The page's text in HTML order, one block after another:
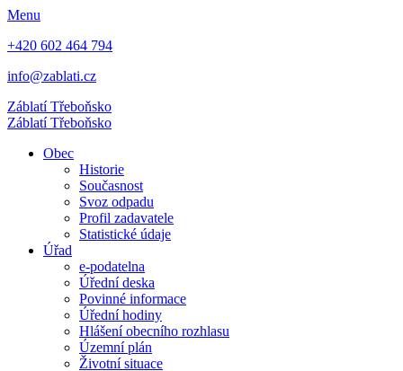
Menu
+420 602 464 794
info@zablati.cz
ZáblatíTřeboňsko
ZáblatíTřeboňsko
Obec
Historie
Současnost
Svoz odpadu
Profil zadavatele
Statistické údaje
Úřad
e-podatelna
Úřední deska
Povinné informace
Úřední hodiny
Hlášení obecního rozhlasu
Územní plán
Životní situace